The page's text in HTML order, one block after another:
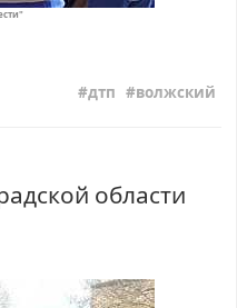
дтп волжский
области